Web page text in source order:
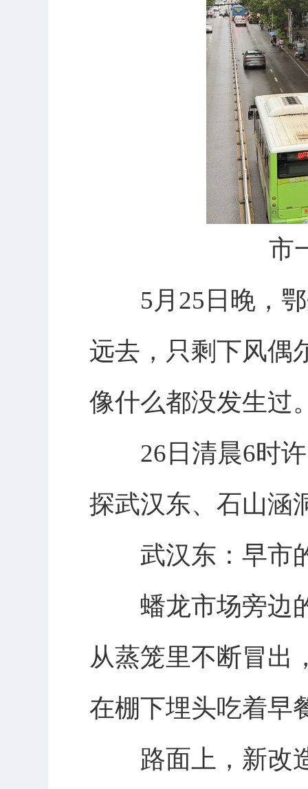
市
5月25日晚，鄂
远去，只剩下风偶
像什么都没发生过
26日清晨6时许
探武汉东、石山涵
武汉东：早市
蟠龙市场旁边的
从蒸笼里不断冒出
在棚下埋头吃着早
路面上，新改造